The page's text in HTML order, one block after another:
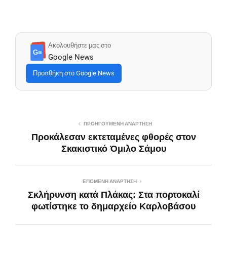
G≡
Ακολουθήστε μας στο
Google News
Προσθήκη στο Google News
ΠΡΟΗΓΟΎΜΕΝΗ ΑΝΆΡΤΗΣΗ
Προκάλεσαν εκτεταμένες φθορές στον
Σκακιστικό Όμιλο Σάμου
ΕΠΌΜΕΝΗ ΑΝΆΡΤΗΣΗ
Σκλήρυνση κατά Πλάκας: Στα πορτοκαλί
φωτίστηκε το δημαρχείο Καρλοβάσου